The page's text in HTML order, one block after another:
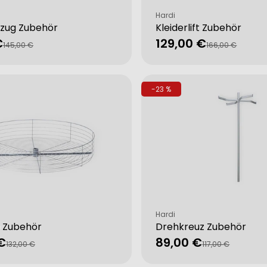
Zubehör
145,00 €
Kleiderlift Zubehör
Verkäufer:
Hardi
Verkaufspreis
129,00 €
Regulärer166,00 €
132,00 €
-23 %
Drehkreuz Zubehör
Verkäufer:
Hardi
Verkaufspreis
89,00 €
Regulärer117,00 €